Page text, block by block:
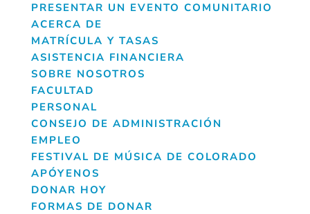
PRESENTAR UN EVENTO COMUNITARIO
ACERCA DE
MATRÍCULA Y TASAS
ASISTENCIA FINANCIERA
SOBRE NOSOTROS
FACULTAD
PERSONAL
CONSEJO DE ADMINISTRACIÓN
EMPLEO
FESTIVAL DE MÚSICA DE COLORADO
APÓYENOS
DONAR HOY
FORMAS DE DONAR